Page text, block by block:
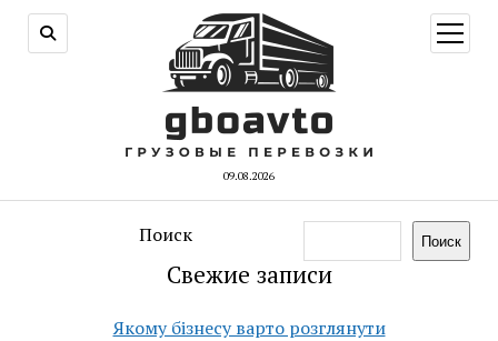
09.08.2026
меню
Поиск Поиск
Свежие записи
Якому бізнесу варто розглянути